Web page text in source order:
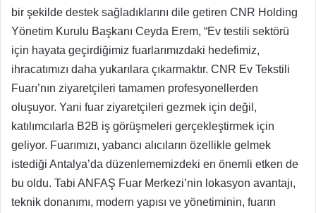
bir şekilde destek sağladıklarını dile getiren CNR Holding
Yönetim Kurulu Başkanı Ceyda Erem, “Ev testili sektörü
için hayata geçirdiğimiz fuarlarımızdaki hedefimiz,
ihracatımızı daha yukarılara çıkarmaktır. CNR Ev Tekstili
Fuarı’nın ziyaretçileri tamamen profesyonellerden
oluşuyor. Yani fuar ziyaretçileri gezmek için değil,
katılımcılarla B2B iş görüşmeleri gerçekleştirmek için
geliyor. Fuarımızı, yabancı alıcıların özellikle gelmek
istediği Antalya’da düzenlememizdeki en önemli etken de
bu oldu. Tabi ANFAŞ Fuar Merkezi’nin lokasyon avantajı,
teknik donanımı, modern yapısı ve yönetiminin, fuarın